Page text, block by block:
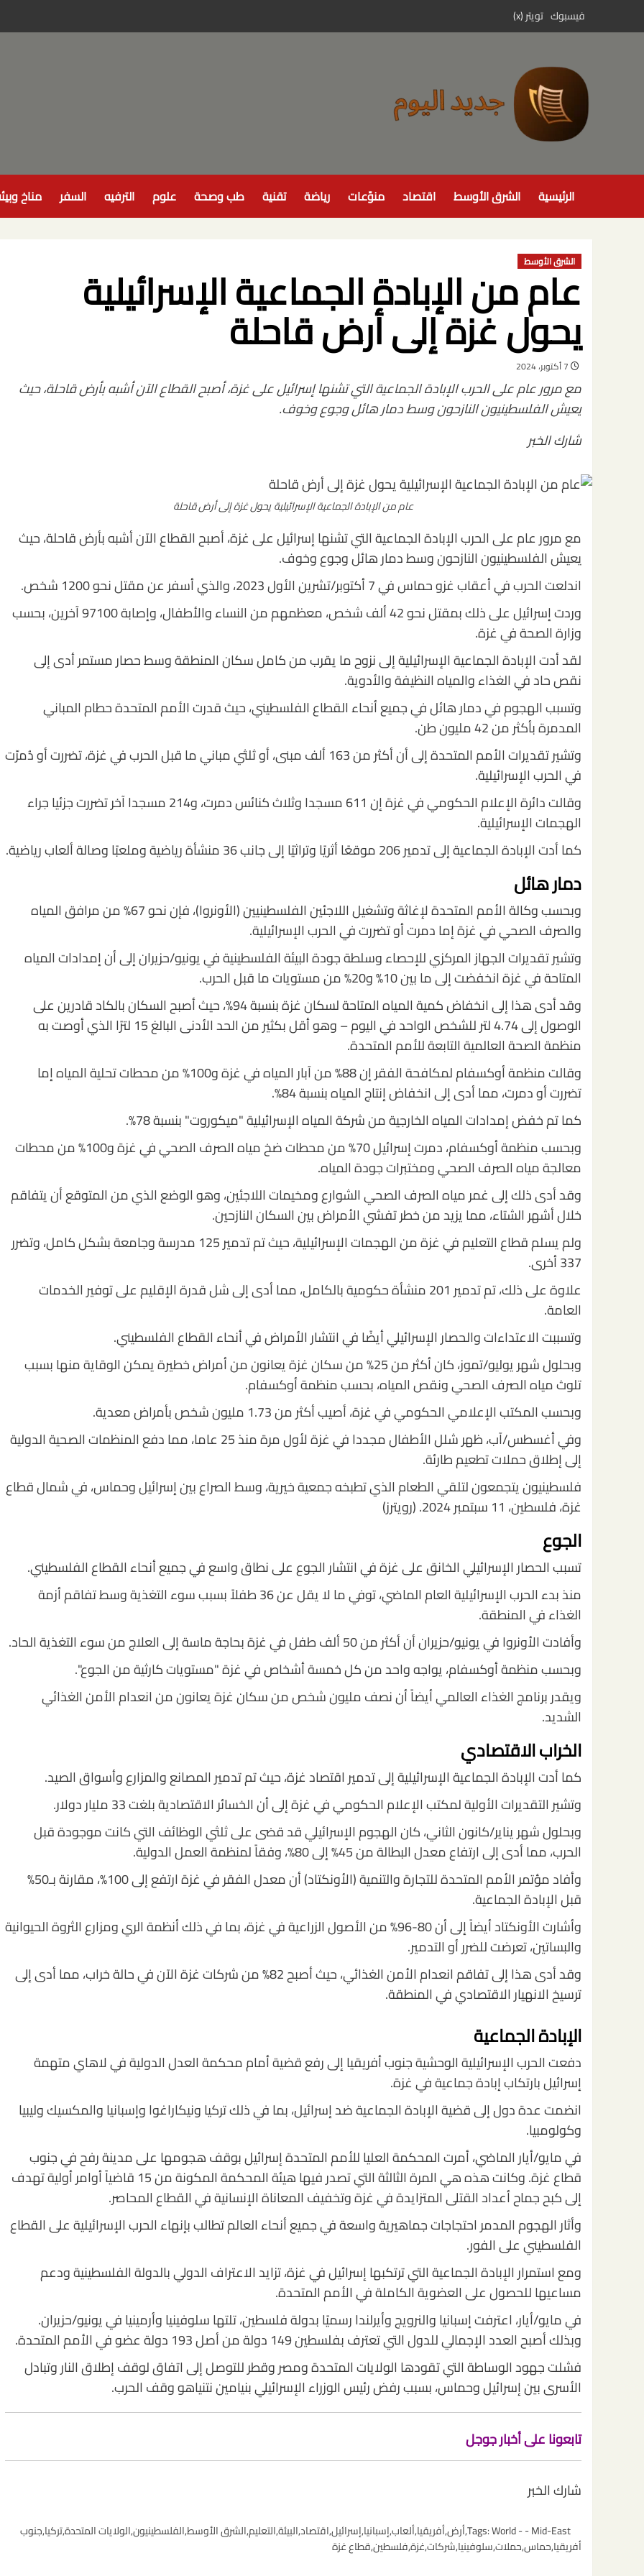
فيسبوك تويتر (x)
الرئيسية الشرق الأوسط اقتصاد منوّعات رياضة تقنية طب وصحة علوم الترفيه السفر مناخ
الشرق الأوسط
عام من الإبادة الجماعية الإسرائيلية
يحول غزة إلى أرض قاحلة
7 أكتوبر، 2024
مع مرور عام على الحرب الإبادة الجماعية التي تشنها إسرائيل على غزة، أصبح القطاع الآن أشبه بأرض قاحلة، حيث
يعيش الفلسطينيون النازحون وسط دمار هائل وجوع وخوف.
شارك الخبر
عام من الإبادة الجماعية الإسرائيلية يحول غزة إلى أرض قاحلة
مع مرور عام على الحرب الإبادة الجماعية التي تشنها إسرائيل على غزة، أصبح القطاع الآن أشبه بأرض قاحلة، حيث
يعيش الفلسطينيون النازحون وسط دمار هائل وجوع وخوف.
اندلعت الحرب في أعقاب غزو حماس في 7 أكتوبر/تشرين الأول 2023، والذي أسفر عن مقتل نحو 1200 شخص.
وردت إسرائيل على ذلك بمقتل نحو 42 ألف شخص، معظمهم من النساء والأطفال، وإصابة 97100 آخرين، بحسب
وزارة الصحة في غزة.
لقد أدت الإبادة الجماعية الإسرائيلية إلى نزوح ما يقرب من كامل سكان المنطقة وسط حصار مستمر أدى إلى
نقص حاد في الغذاء والمياه النظيفة والأدوية.
وتسبب الهجوم في دمار هائل في جميع أنحاء القطاع الفلسطيني، حيث قدرت الأمم المتحدة حطام المباني
المدمرة بأكثر من 42 مليون طن.
وتشير تقديرات الأمم المتحدة إلى أن أكثر من 163 ألف مبنى، أو ثلثي مباني ما قبل الحرب في غزة، تضررت أو دُمرّت
في الحرب الإسرائيلية.
وقالت دائرة الإعلام الحكومي في غزة إن 611 مسجدا وثلاث كنائس دمرت، و214 مسجدا آخر تضررت جزئيا جراء
الهجمات الإسرائيلية.
كما أدت الإبادة الجماعية إلى تدمير 206 موقعًا أثريًا وتراثيًا إلى جانب 36 منشأة رياضية وملعبًا وصالة ألعاب رياضية.
دمار هائل
وبحسب وكالة الأمم المتحدة لإغاثة وتشغيل اللاجئين الفلسطينيين (الأونروا)، فإن نحو 67% من مرافق المياه
والصرف الصحي في غزة إما دمرت أو تضررت في الحرب الإسرائيلية.
وتشير تقديرات الجهاز المركزي للإحصاء وسلطة جودة البيئة الفلسطينية في يونيو/حزيران إلى أن إمدادات المياه
المتاحة في غزة انخفضت إلى ما بين 10% و20% من مستويات ما قبل الحرب.
وقد أدى هذا إلى انخفاض كمية المياه المتاحة لسكان غزة بنسبة 94%، حيث أصبح السكان بالكاد قادرين على
الوصول إلى 4.74 لتر للشخص الواحد في اليوم – وهو أقل بكثير من الحد الأدنى البالغ 15 لترًا الذي أوصت به
منظمة الصحة العالمية التابعة للأمم المتحدة.
وقالت منظمة أوكسفام لمكافحة الفقر إن 88% من آبار المياه في غزة و100% من محطات تحلية المياه إما
تضررت أو دمرت، مما أدى إلى انخفاض إنتاج المياه بنسبة 84%.
كما تم خفض إمدادات المياه الخارجية من شركة المياه الإسرائيلية "ميكوروت" بنسبة 78%.
وبحسب منظمة أوكسفام، دمرت إسرائيل 70% من محطات ضخ مياه الصرف الصحي في غزة و100% من محطات
معالجة مياه الصرف الصحي ومختبرات جودة المياه.
وقد أدى ذلك إلى غمر مياه الصرف الصحي الشوارع ومخيمات اللاجئين، وهو الوضع الذي من المتوقع أن يتفاقم
خلال أشهر الشتاء، مما يزيد من خطر تفشي الأمراض بين السكان النازحين.
ولم يسلم قطاع التعليم في غزة من الهجمات الإسرائيلية، حيث تم تدمير 125 مدرسة وجامعة بشكل كامل، وتضرر
337 أخرى.
علاوة على ذلك، تم تدمير 201 منشأة حكومية بالكامل، مما أدى إلى شل قدرة الإقليم على توفير الخدمات
العامة.
وتسببت الاعتداءات والحصار الإسرائيلي أيضًا في انتشار الأمراض في أنحاء القطاع الفلسطيني.
وبحلول شهر يوليو/تموز، كان أكثر من 25% من سكان غزة يعانون من أمراض خطيرة يمكن الوقاية منها بسبب
تلوث مياه الصرف الصحي ونقص المياه، بحسب منظمة أوكسفام.
وبحسب المكتب الإعلامي الحكومي في غزة، أصيب أكثر من 1.73 مليون شخص بأمراض معدية.
وفي أغسطس/آب، ظهر شلل الأطفال مجددا في غزة لأول مرة منذ 25 عاما، مما دفع المنظمات الصحية الدولية
إلى إطلاق حملات تطعيم طارئة.
فلسطينيون يتجمعون لتلقي الطعام الذي تطبخه جمعية خيرية، وسط الصراع بين إسرائيل وحماس، في شمال قطاع
غزة، فلسطين، 11 سبتمبر 2024. (رويترز)
الجوع
تسبب الحصار الإسرائيلي الخانق على غزة في انتشار الجوع على نطاق واسع في جميع أنحاء القطاع الفلسطيني.
منذ بدء الحرب الإسرائيلية العام الماضي، توفي ما لا يقل عن 36 طفلاً بسبب سوء التغذية وسط تفاقم أزمة
الغذاء في المنطقة.
وأفادت الأونروا في يونيو/حزيران أن أكثر من 50 ألف طفل في غزة بحاجة ماسة إلى العلاج من سوء التغذية الحاد.
وبحسب منظمة أوكسفام، يواجه واحد من كل خمسة أشخاص في غزة "مستويات كارثية من الجوع".
ويقدر برنامج الغذاء العالمي أيضاً أن نصف مليون شخص من سكان غزة يعانون من انعدام الأمن الغذائي
الشديد.
الخراب الاقتصادي
كما أدت الإبادة الجماعية الإسرائيلية إلى تدمير اقتصاد غزة، حيث تم تدمير المصانع والمزارع وأسواق الصيد.
وتشير التقديرات الأولية لمكتب الإعلام الحكومي في غزة إلى أن الخسائر الاقتصادية بلغت 33 مليار دولار.
وبحلول شهر يناير/كانون الثاني، كان الهجوم الإسرائيلي قد قضى على ثلثي الوظائف التي كانت موجودة قبل
الحرب، مما أدى إلى ارتفاع معدل البطالة من 45% إلى 80%، وفقاً لمنظمة العمل الدولية.
وأفاد مؤتمر الأمم المتحدة للتجارة والتنمية (الأونكتاد) أن معدل الفقر في غزة ارتفع إلى 100%، مقارنة بـ50%
قبل الإبادة الجماعية.
وأشارت الأونكتاد أيضاً إلى أن 80-96% من الأصول الزراعية في غزة، بما في ذلك أنظمة الري ومزارع الثروة الحيوانية
والبساتين، تعرضت للضرر أو التدمير.
وقد أدى هذا إلى تفاقم انعدام الأمن الغذائي، حيث أصبح 82% من شركات غزة الآن في حالة خراب، مما أدى إلى
ترسيخ الانهيار الاقتصادي في المنطقة.
الإبادة الجماعية
دفعت الحرب الإسرائيلية الوحشية جنوب أفريقيا إلى رفع قضية أمام محكمة العدل الدولية في لاهاي متهمة
إسرائيل بارتكاب إبادة جماعية في غزة.
انضمت عدة دول إلى قضية الإبادة الجماعية ضد إسرائيل، بما في ذلك تركيا ونيكاراغوا وإسبانيا والمكسيك وليبيا
وكولومبيا.
في مايو/أيار الماضي، أمرت المحكمة العليا للأمم المتحدة إسرائيل بوقف هجومها على مدينة رفح في جنوب
قطاع غزة. وكانت هذه هي المرة الثالثة التي تصدر فيها هيئة المحكمة المكونة من 15 قاضياً أوامر أولية تهدف
إلى كبح جماح أعداد القتلى المتزايدة في غزة وتخفيف المعاناة الإنسانية في القطاع المحاصر.
وأثار الهجوم المدمر احتجاجات جماهيرية واسعة في جميع أنحاء العالم تطالب بإنهاء الحرب الإسرائيلية على القطاع
الفلسطيني على الفور.
ومع استمرار الإبادة الجماعية التي ترتكبها إسرائيل في غزة، تزايد الاعتراف الدولي بالدولة الفلسطينية ودعم
مساعيها للحصول على العضوية الكاملة في الأمم المتحدة.
في مايو/أيار، اعترفت إسبانيا والنرويج وأيرلندا رسميًا بدولة فلسطين، تلتها سلوفينيا وأرمينيا في يونيو/حزيران.
وبذلك أصبح العدد الإجمالي للدول التي تعترف بفلسطين 149 دولة من أصل 193 دولة عضو في الأمم المتحدة.
فشلت جهود الوساطة التي تقودها الولايات المتحدة ومصر وقطر للتوصل إلى اتفاق لوقف إطلاق النار وتبادل
الأسرى بين إسرائيل وحماس، بسبب رفض رئيس الوزراء الإسرائيلي بنيامين نتنياهو وقف الحرب.
تابعونا على أخبار جوجل
شارك الخبر
Tags:World - - Mid-East
,أرض,أفريقيا,ألعاب,إسبانيا,إسرائيل,اقتصاد,البيئة,التعليم,الشرق الأوسط,الفلسطينيون,الولايات المتحدة,تركيا,جنوب
أفريقيا,حماس,حملات,سلوفينيا,شركات,غزة,فلسطين,قطاع غزة